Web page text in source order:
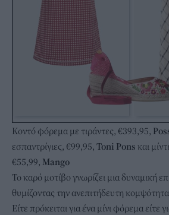
Κοντό φόρεμα με τιράντες, €393,95,
εσπαντρίγιες, €99,95, Toni Pons και
€55,99, Mango
Το καρό μοτίβο γνωρίζει μια δυναμική
θυμίζοντας την ανεπιτήδευτη
Είτε πρόκειται για ένα μίνι φόρεμα είτε